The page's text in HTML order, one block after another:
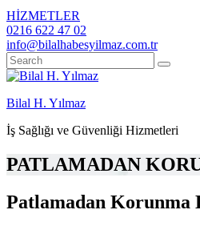
HİZMETLER
0216 622 47 02
info@bilalhabesyilmaz.com.tr
Bilal H. Yılmaz
İş Sağlığı ve Güvenliği Hizmetleri
PATLAMADAN
Patlamadan Korunma